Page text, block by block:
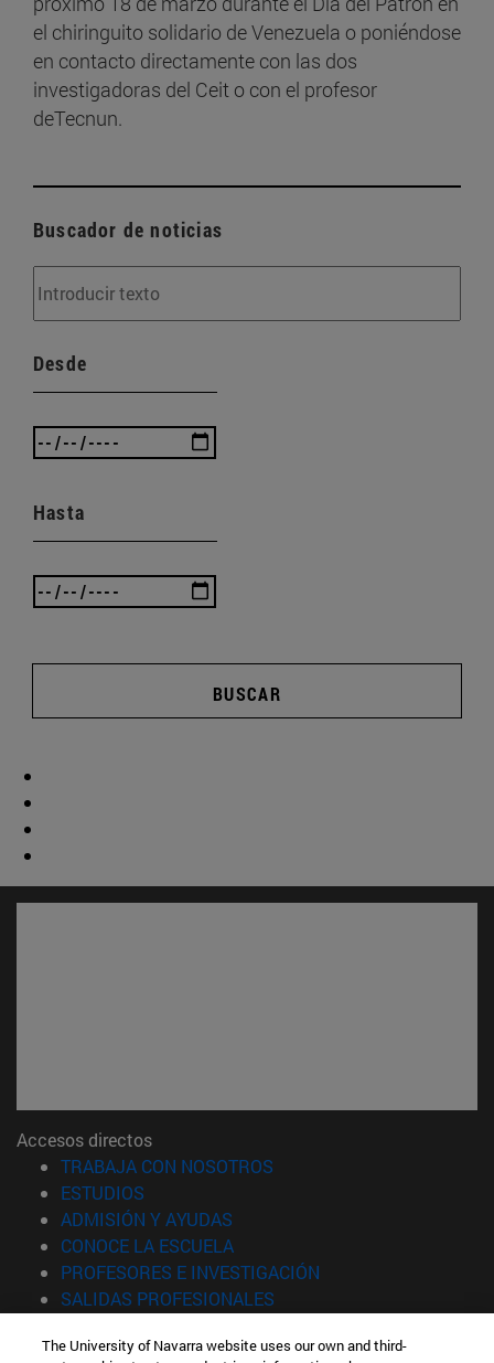
el chiringuito solidario de Venezuela o poniéndose
en contacto directamente con las dos
investigadoras del Ceit o con el profesor
deTecnun.
Buscador de noticias
Desde
Hasta
BUSCAR
Accesos directos
TRABAJA CON NOSOTROS
ESTUDIOS
ADMISIÓN Y AYUDAS
CONOCE LA ESCUELA(abre en nueva ventana)
PROFESORES E INVESTIGACIÓN
SALIDAS PROFESIONALES
The University of Navarra website uses our own and third-